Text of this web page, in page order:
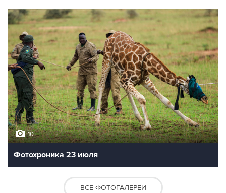
10
Фотохроника 23 июля
ВСЕ ФОТОГАЛЕРЕИ